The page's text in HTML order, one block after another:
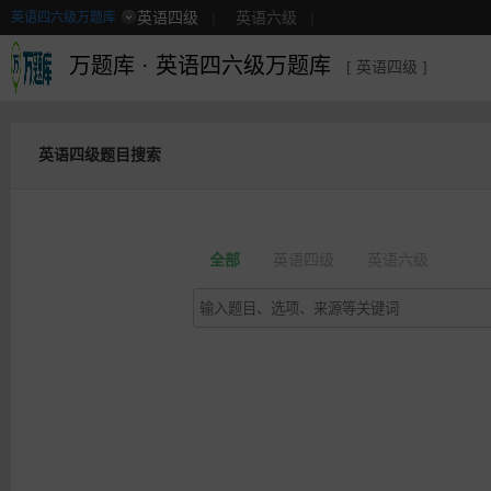
英语四六级万题库 英语四级 英语六级
万题库 · 英语四六级万题库 [ 英语四级 ]
英语四级题目搜索
全部